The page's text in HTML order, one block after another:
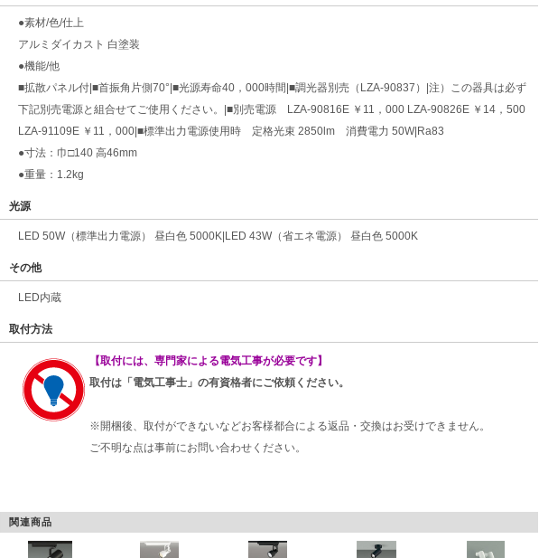
●素材/色/仕上
アルミダイカスト 白塗装
●機能/他
■拡散パネル付|■首振角片側70°|■光源寿命40，000時間|■調光器別売（LZA-90837）|注）この器具は必ず
下記別売電源と組合せてご使用ください。|■別売電源 LZA-90816E ￥11，000 LZA-90826E ￥14，500
LZA-91109E ￥11，000|■標準出力電源使用時 定格光束 2850lm 消費電力 50W|Ra83
●寸法：巾□140 高46mm
●重量：1.2kg
光源
LED 50W（標準出力電源） 昼白色 5000K|LED 43W（省エネ電源） 昼白色 5000K
その他
LED内蔵
取付方法
【取付には、専門家による電気工事が必要です】
取付は「電気工事士」の有資格者にご依頼ください。
※開梱後、取付ができないなどお客様都合による返品・交換はお受けできません。
ご不明な点は事前にお問い合わせください。
関連商品